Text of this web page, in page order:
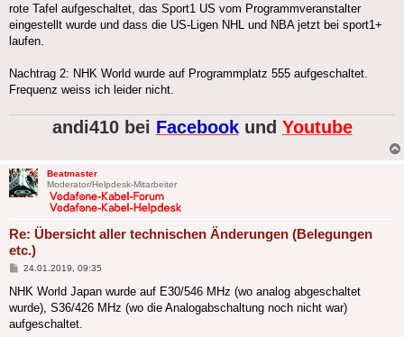
rote Tafel aufgeschaltet, das Sport1 US vom Programmveranstalter
eingestellt wurde und dass die US-Ligen NHL und NBA jetzt bei sport1+
laufen.
Nachtrag 2: NHK World wurde auf Programmplatz 555 aufgeschaltet.
Frequenz weiss ich leider nicht.
andi410 bei Facebookund Youtube
Beatmaster
Moderator/Helpdesk-Mitarbeiter
Re: Übersicht aller technischen Änderungen (Belegungen
etc.)
Beitrag
24.01.2019, 09:35
NHK World Japan wurde auf E30/546 MHz (wo analog abgeschaltet
wurde), S36/426 MHz (wo die Analogabschaltung noch nicht war)
aufgeschaltet.